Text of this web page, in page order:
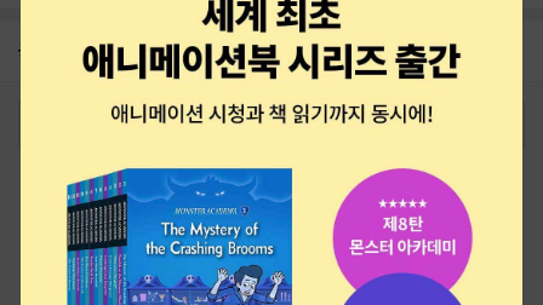
공지 26년 NBCI 수상 안내
2026-08-01
로그인 최근 본 상품 주문/배송
고객센터 1544-3800 티켓 1544-6399
중고샵 1566-4295
eBook 1:1문의/채팅상담
예스이십사(주) 사업자 정보
이용약관
개인정보처리방침
청소년보호정책
PC버전
회사소개 거래처관계자께